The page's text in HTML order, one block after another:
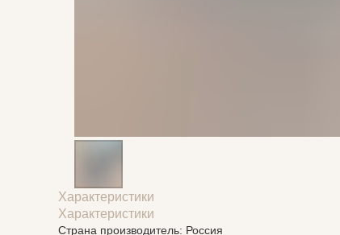
Характеристики
Характеристики
Страна производитель: Россия